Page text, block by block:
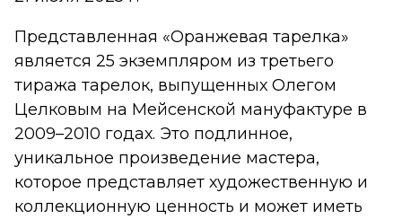
Представленная «Оранжевая тарелка»
является 25 экземпляром из третьего
тиража тарелок, выпущенных Олегом
Целковым на Мейсенской мануфактуре в
2009–2010 годах. Это подлинное,
уникальное произведение мастера,
которое представляет художественную и
коллекционную ценность и может иметь